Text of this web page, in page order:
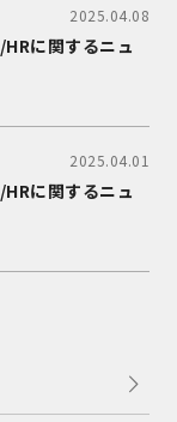
2025.04.08
に関するニュ
2025.04.01
に関するニュ